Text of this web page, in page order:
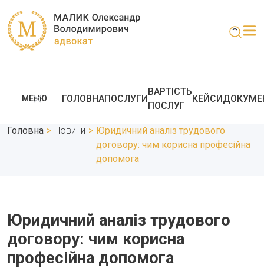
МЕНЮ ГОЛОВНАПОСЛУГИ
ВАРТІСТЬ
ПОСЛУГ
КЕЙСИ
Головна > Новини > Юридичний аналіз трудового
договору: чим корисна професійна
допомога
Юридичний аналіз трудового
договору: чим корисна
професійна допомога